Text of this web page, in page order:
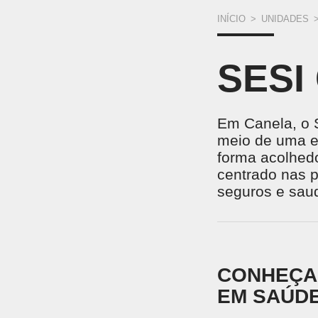
VOCÊ
AQUI
INÍCIO > UNIDADES
SESI
Em Canela, o
meio de uma
forma
centrado nas
seguros e
EM